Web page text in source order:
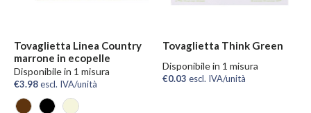
Tovaglietta Linea Country
marrone in ecopelle
Disponibile in 1 misura
€3.98escl. IVA/unità
Tovaglietta Think Green
Disponibile in 1 misura
€0.03 escl. IVA/unità